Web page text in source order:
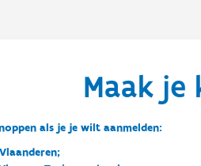
Maak je
als je je wilt aanmelden: